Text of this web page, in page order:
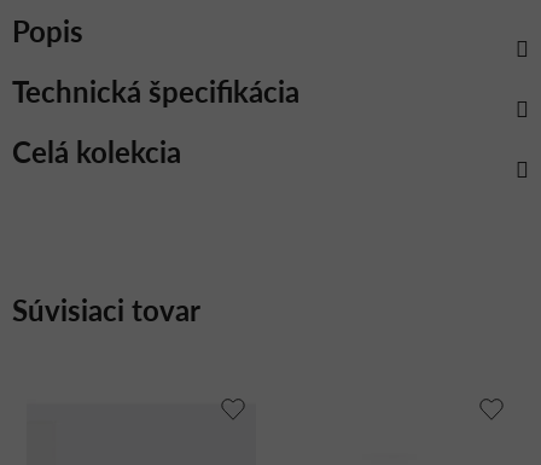
Popis
Celá kolekcia
Technická špecifikácia
Súvisiaci tovar